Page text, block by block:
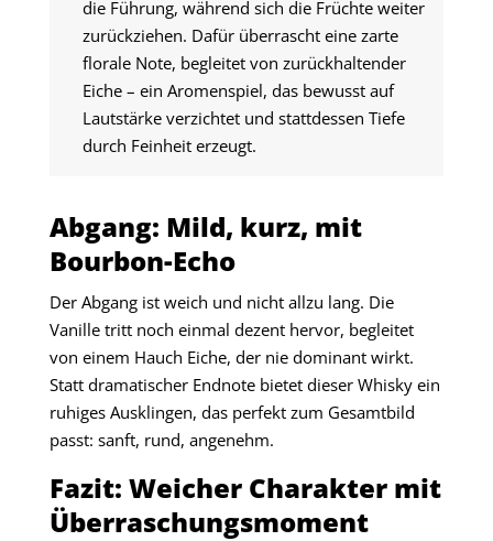
die Führung, während sich die Früchte weiter
zurückziehen. Dafür überrascht eine zarte
florale Note, begleitet von zurückhaltender
Eiche – ein Aromenspiel, das bewusst auf
Lautstärke verzichtet und stattdessen Tiefe
durch Feinheit erzeugt.
Abgang: Mild, kurz, mit
Bourbon-Echo
Der Abgang ist weich und nicht allzu lang. Die
Vanille tritt noch einmal dezent hervor, begleitet
von einem Hauch Eiche, der nie dominant wirkt.
Statt dramatischer Endnote bietet dieser Whisky ein
ruhiges Ausklingen, das perfekt zum Gesamtbild
passt: sanft, rund, angenehm.
Fazit: Weicher Charakter mit
Überraschungsmoment